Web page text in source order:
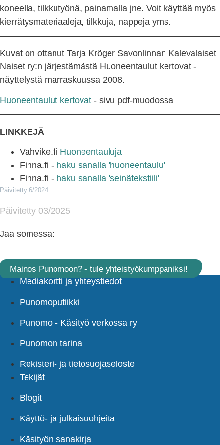
koneella, tilkkutyönä, painamalla jne. Voit käyttää myös
kierrätysmateriaaleja, tilkkuja, nappeja yms.
Kuvat on ottanut Tarja Kröger Savonlinnan Kalevalaiset
Naiset ry:n järjestämästä Huoneentaulut kertovat -
näyttelystä marraskuussa 2008.
Huoneentaulut kertovat - sivu pdf-muodossa
LINKKEJÄ
Vahvike.fi Huoneentauluja
Finna.fi - haku sanalla 'huoneentaulu'
Finna.fi - haku sanalla 'seinätekstiili'
Päivitetty 6/2024
Päivitetty 03/2025
Jaa somessa:
Mainos Punomoon? - tule yhteistyökumppaniksi!
Mediakortti ja yhteystiedot
Punomoputiikki
Punomo - Käsityö verkossa ry
Punomon tarina
Rekisteri- ja tietosuojaseloste
Tekijät
Blogit
Käyttö- ja julkaisuohjeita
Käsityön sanakirja